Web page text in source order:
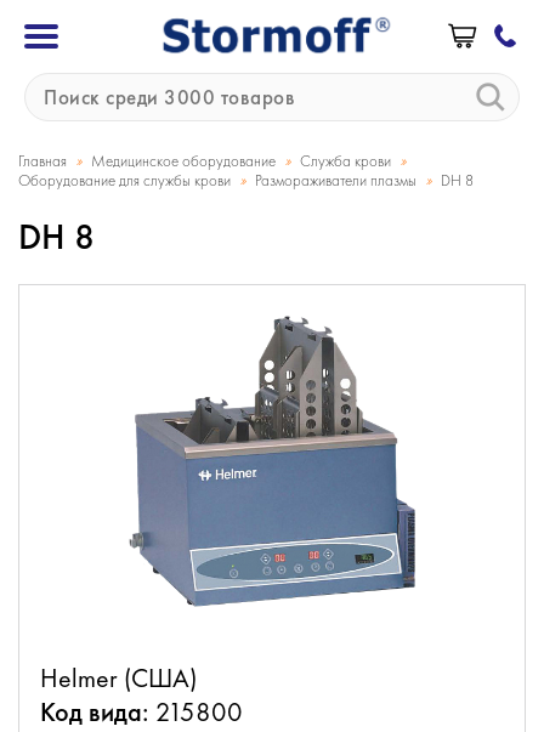
Главная » Медицинское оборудование » Служба крови »
Оборудование для службы крови » Размораживатели плазмы » DH 8
DH 8
Helmer (США)
Код вида: 215800